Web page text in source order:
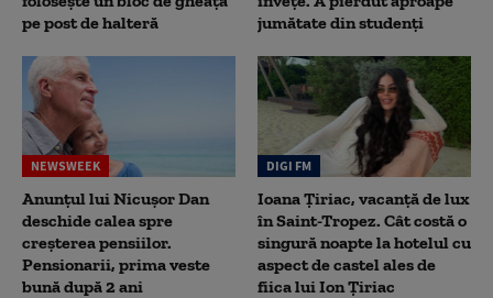
pe post de halteră
jumătate din studenţi
NEWSWEEK
Anunțul lui Nicușor Dan
deschide calea spre
creșterea pensiilor.
Pensionarii, prima veste
bună după 2 ani
DIGI FM
Ioana Țiriac, vacanță de lux
în Saint-Tropez. Cât costă o
singură noapte la hotelul cu
aspect de castel ales de
fiica lui Ion Țiriac